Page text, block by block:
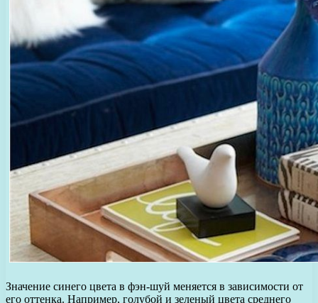
Значение синего цвета в фэн-шуй меняется в зависимости от
его оттенка. Например, голубой и зеленый цвета среднего